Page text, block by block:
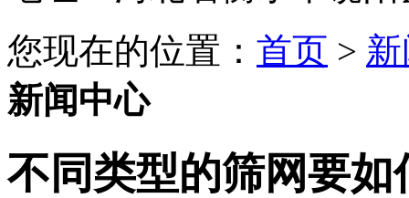
您现在的位置： 首页 >
新闻中心
不同类型的筛网要如